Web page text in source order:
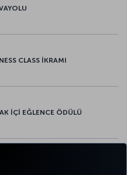
CLASS İKRAMI
İÇİ EĞLENCE ÖDÜLÜ